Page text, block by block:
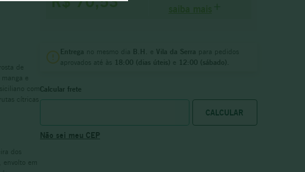
de
e
com
cítricas
dos
envolto em
Entrega no mesmo dia B.H. e Vila da Serra para pedidos
aprovados até às 18:00 (dias úteis) e 12:00 (sábado).
Calcular frete
Não sei meu CEP